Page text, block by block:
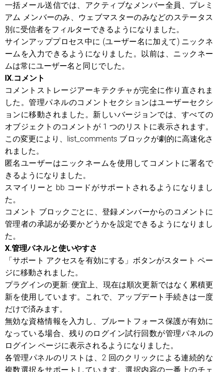
一括メール送信では、アクティブなメンバー全員、プレミ
アム メンバーのみ、ウェブマスターのみなどのステータス
別に受信者をフィルターできるようになりました。
サインアッププロセス中に (ユーザー名に加えて) ニックネ
ームを入力できるようになりました。以前は、ニックネー
ムは常にユーザー名と同じでした。
IX.コメント
コメントストレージアーキテクチャが完全に作り直されま
した。管理パネルのコメントセクションはユーザーセクシ
ョンに移動されました。新しいバージョンでは、すべての
オブジェクトのコメントが 1 つのリストに表示されます。
この変更により、list_comments ブロックが劇的に高速化さ
れました。
匿名ユーザーはニックネームを使用してコメントに署名で
きるようになりました。
スマイリーと bb コードがサポートされるようになりまし
た。
コメント ブロックごとに、登録メンバーからのコメントに
管理者の承認が必要かどうかを設定できるようになりまし
た。
X.管理パネルと使いやすさ
「サポート アクセスを有効にする」ボタンがスタート ペー
ジに移動されました。
プラグインの更新: 便宜上、現在は順次更新ではなく累積更
新を使用しています。これで、アップデート手続きは一度
だけで済みます。
無効な資格情報を入力し、ブルートフォース保護が有効に
なっている場合、残りのログイン試行回数が管理パネルの
ログイン ページに表示されるようになりました。
各管理パネルのリストは、2 回のクリックによる連続的な
複数選択をサポートしています。選択内容の一番上のチェ